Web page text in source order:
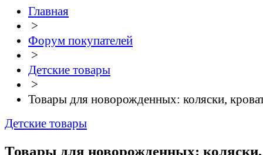
Главная
>
Форум покупателей
>
Детские товары
>
Товары для новорожденных: коляски,
Детские товары
Товары для новорожденных: